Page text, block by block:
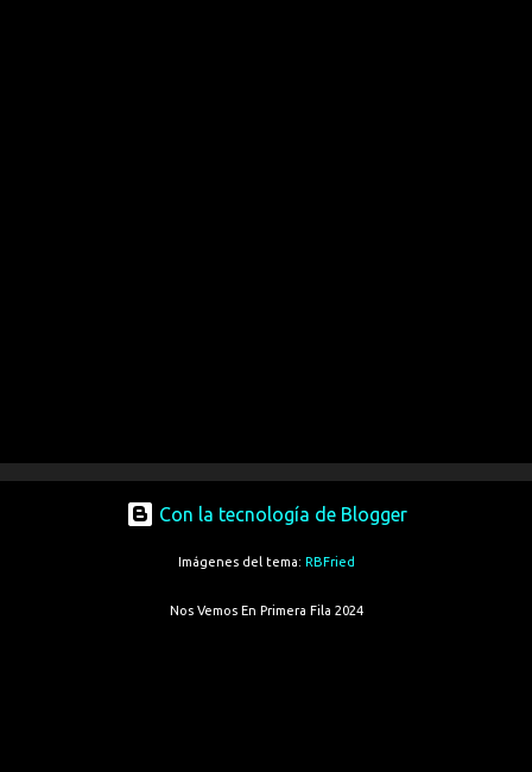
Con la tecnología de Blogger
Imágenes del tema: RBFried
Nos Vemos En Primera Fila 2024